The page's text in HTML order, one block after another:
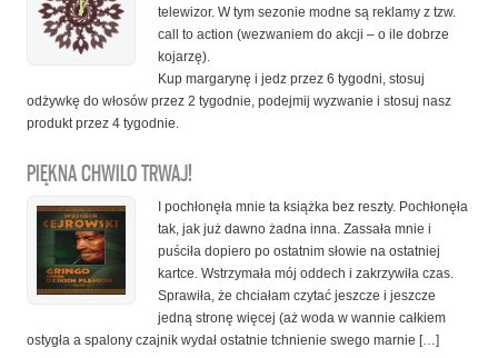
telewizor. W tym sezonie modne są reklamy z tzw.
call to action (wezwaniem do akcji – o ile dobrze
kojarzę).
Kup margarynę i jedz przez 6 tygodni, stosuj
odżywkę do włosów przez 2 tygodnie, podejmij wyzwanie i stosuj nasz
produkt przez 4 tygodnie.
PIĘKNA CHWILO TRWAJ!
I pochłonęła mnie ta książka bez reszty. Pochłonęła
tak, jak już dawno żadna inna. Zassała mnie i
puściła dopiero po ostatnim słowie na ostatniej
kartce. Wstrzymała mój oddech i zakrzywiła czas.
Sprawiła, że chciałam czytać jeszcze i jeszcze
jedną stronę więcej (aż woda w wannie całkiem
ostygła a spalony czajnik wydał ostatnie tchnienie swego marnie […]